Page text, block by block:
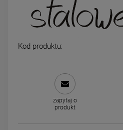
ALEKSANDRA naszyjnik z
STAL CHIRURGICZNA
39,00 zł
Kod produktu:
zapytaj o
produkt